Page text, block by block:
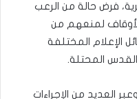
فرض حالة من الرعب
لمنعهم من
الإعلام المختلفة
القدس المحتلة.
العديد من الإجراءات